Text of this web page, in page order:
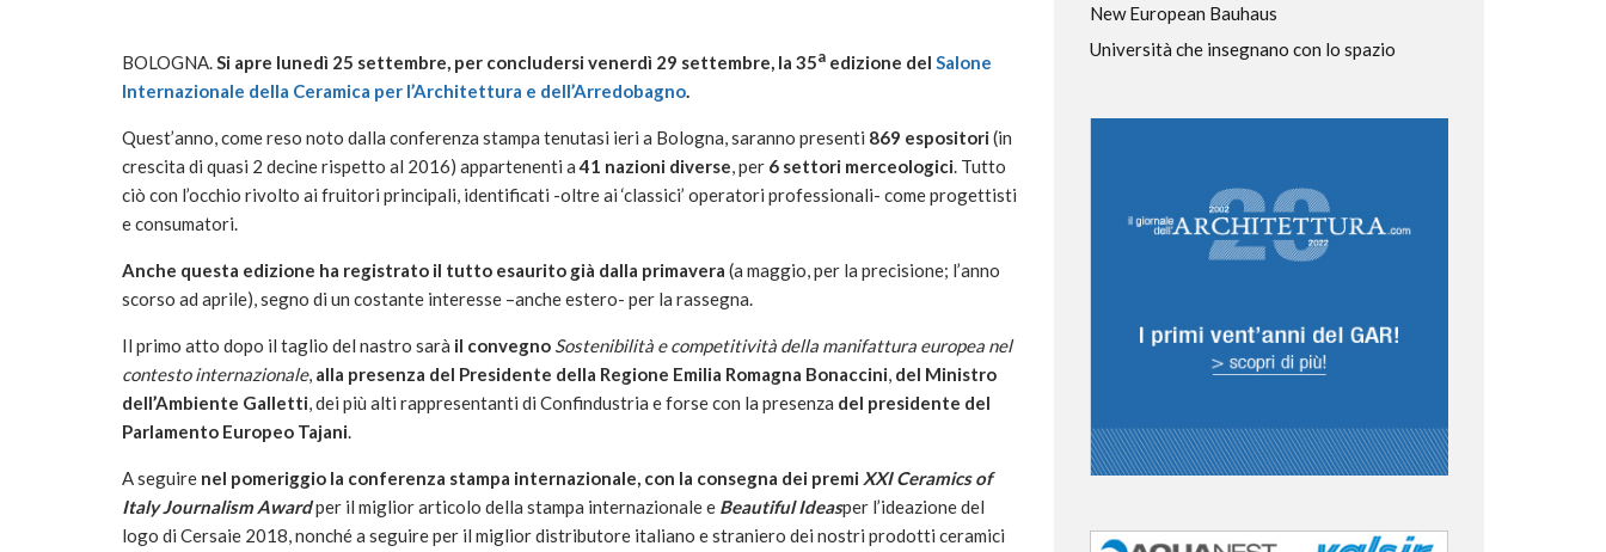
BOLOGNA.Si apre lunedì 25 settembre, per concludersi venerdì 29 settembre, la 35a edizione del Salone
Internazionale della Ceramica per l’Architettura e dell’Arredobagno.
Quest’anno, come reso noto dalla conferenza stampa tenutasi ieri a Bologna, saranno presenti 869 espositori (in
crescita di quasi 2 decine rispetto al 2016) appartenenti a41 nazioni diverse, per 6 settori merceologici. Tutto
ciò con l’occhio rivolto ai fruitori principali, identificati -oltre ai ‘classici’ operatori professionali- come progettisti
e consumatori.
Anche questa edizione ha registrato il tutto esaurito già dalla primavera (a maggio, per la precisione; l’anno
scorso ad aprile), segno di un costante interesse –anche estero- per la rassegna.
Il primo atto dopo il taglio del nastro sarà il convegno Sostenibilità e competitività della manifattura europea nel
contesto internazionale, alla presenza del Presidente della Regione Emilia Romagna Bonaccini, del Ministro
dell’Ambiente Galletti, dei più alti rappresentanti di Confindustria e forse con la presenza del presidente del
Parlamento Europeo Tajani.
A seguire nel pomeriggio la conferenza stampa internazionale, con la consegna dei premi XXI Ceramics of
Italy Journalism Awardper il miglior articolo della stampa internazionale e Beautiful Ideasper l’ideazione del
logo di Cersaie 2018, nonché a seguire per il miglior distributore italiano e straniero dei nostri prodotti ceramici
New European Bauhaus
Università che insegnano con lo spazio